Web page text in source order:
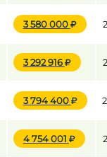
3 580 000
3 292 916
3 794 400
4 754 001